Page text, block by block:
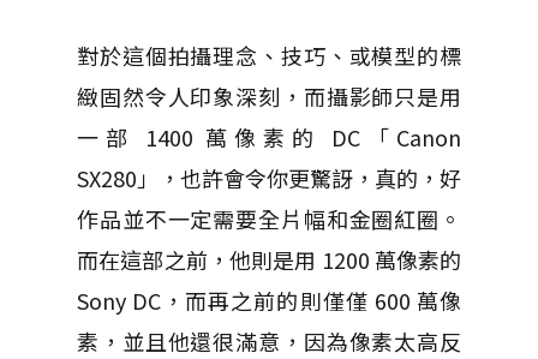
對於這個拍攝理念、技巧、或模型的標
緻固然令人印象深刻，而攝影師只是用
一部 1400 萬像素的 DC「Canon
SX280」，也許會令你更驚訝，真的，好
作品並不一定需要全片幅和金圈紅圈。
而在這部之前，他則是用 1200 萬像素的
Sony DC，而再之前的則僅僅 600 萬像
素，並且他還很滿意，因為像素太高反